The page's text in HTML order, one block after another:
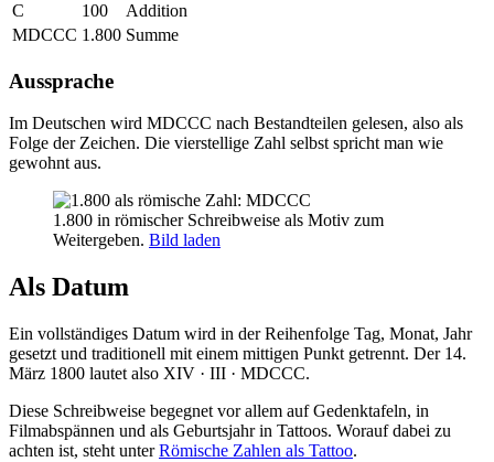
C
100
Addition
MDCCC 1.800 Summe
Aussprache
Im Deutschen wird MDCCC nach Bestandteilen gelesen, also als
Folge der Zeichen. Die vierstellige Zahl selbst spricht man wie
gewohnt aus.
1.800 in römischer Schreibweise als Motiv zum
Weitergeben. Bild laden
Als Datum
Ein vollständiges Datum wird in der Reihenfolge Tag, Monat, Jahr
gesetzt und traditionell mit einem mittigen Punkt getrennt. Der 14.
März 1800 lautet also XIV · III · MDCCC.
Diese Schreibweise begegnet vor allem auf Gedenktafeln, in
Filmabspännen und als Geburtsjahr in Tattoos. Worauf dabei zu
achten ist, steht unterRömische Zahlen als Tattoo.